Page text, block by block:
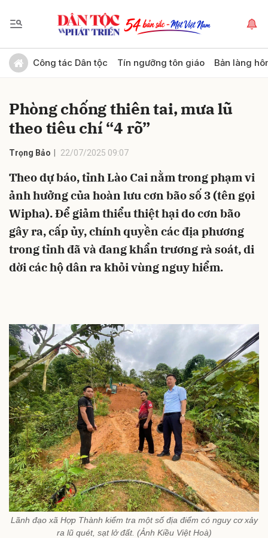
Công tác Dân tộc Tín ngưỡng tôn giáo Bản làng
Phòng chống thiên tai, mưa lũ
theo tiêu chí “4 rõ”
Trọng Bảo 22/07/2025 09:07
Theo dự báo, tỉnh Lào Cai nằm trong phạm vi
ảnh hưởng của hoàn lưu cơn bão số 3 (tên gọi
Wipha). Để giảm thiểu thiệt hại do cơn bão
gây ra, cấp ủy, chính quyền các địa phương
trong tỉnh đã và đang khẩn trương rà soát, di
dời các hộ dân ra khỏi vùng nguy hiểm.
Lãnh đạo xã Hợp Thành kiểm tra một số địa điểm có nguy cơ xảy
ra lũ quét, sạt lở đất. (Ảnh Kiều Việt Hoà)
Gửi bình luận
Hủy Gửi